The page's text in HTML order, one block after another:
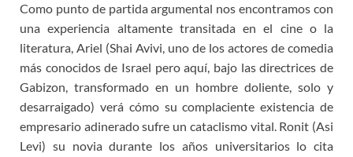
Como punto de partida argumental nos encontramos con
una experiencia altamente transitada en el cine o la
literatura, Ariel (Shai Avivi, uno de los actores de comedia
más conocidos de Israel pero aquí, bajo las directrices de
Gabizon, transformado en un hombre doliente, solo y
desarraigado) verá cómo su complaciente existencia de
empresario adinerado sufre un cataclismo vital. Ronit (Asi
Levi) su novia durante los años universitarios lo cita